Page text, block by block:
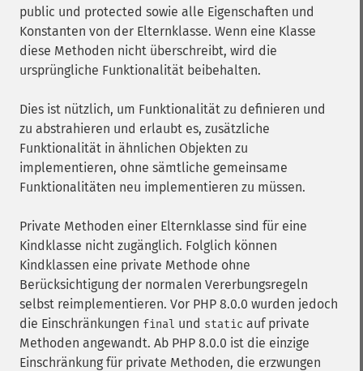
public und protected sowie alle Eigenschaften und
Konstanten von der Elternklasse. Wenn eine Klasse
diese Methoden nicht überschreibt, wird die
ursprüngliche Funktionalität beibehalten.
Dies ist nützlich, um Funktionalität zu definieren und
zu abstrahieren und erlaubt es, zusätzliche
Funktionalität in ähnlichen Objekten zu
implementieren, ohne sämtliche gemeinsame
Funktionalitäten neu implementieren zu müssen.
Private Methoden einer Elternklasse sind für eine
Kindklasse nicht zugänglich. Folglich können
Kindklassen eine private Methode ohne
Berücksichtigung der normalen Vererbungsregeln
selbst reimplementieren. Vor PHP 8.0.0 wurden jedoch
die Einschränkungen final und static auf private
Methoden angewandt. Ab PHP 8.0.0 ist die einzige
Einschränkung für private Methoden, die erzwungen